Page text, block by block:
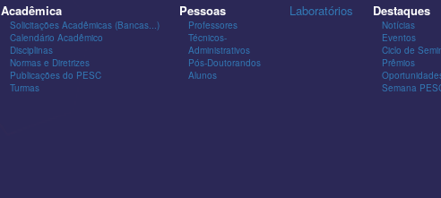
Acadêmica
Solicitações Acadêmicas (Bancas...)
Calendário Acadêmico
Disciplinas
Normas e Diretrizes
Publicações do PESC
Turmas
Pessoas
Professores
Técnicos-
Administrativos
Pós-Doutorandos
Alunos
Laboratórios Destaques
Notícias
Eventos
Ciclo de
Prêmios
Semana